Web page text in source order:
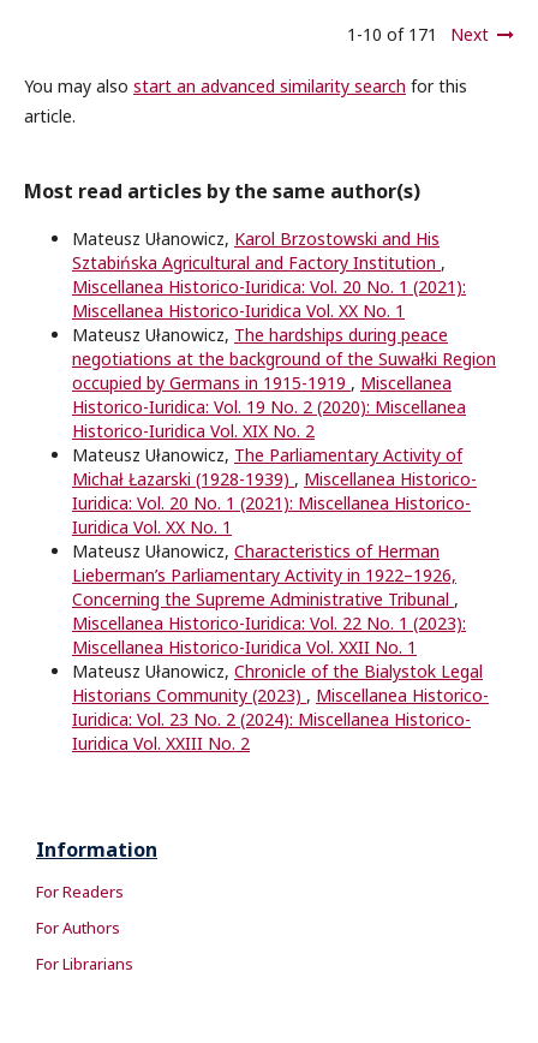
1-10 of 171 Next
You may also start an advanced similarity search for this
article.
Most read articles by the same author(s)
Mateusz Ułanowicz, Karol Brzostowski and His
Sztabińska Agricultural and Factory Institution ,
Miscellanea Historico-Iuridica: Vol. 20 No. 1 (2021):
Miscellanea Historico-Iuridica Vol. XX No. 1
Mateusz Ułanowicz, The hardships during peace
negotiations at the background of the Suwałki Region
occupied by Germans in 1915-1919 , Miscellanea
Historico-Iuridica: Vol. 19 No. 2 (2020): Miscellanea
Historico-Iuridica Vol. XIX No. 2
Mateusz Ułanowicz, The Parliamentary Activity of
Michał Łazarski (1928-1939) , Miscellanea Historico-
Iuridica: Vol. 20 No. 1 (2021): Miscellanea Historico-
Iuridica Vol. XX No. 1
Mateusz Ułanowicz, Characteristics of Herman
Lieberman’s Parliamentary Activity in 1922–1926,
Concerning the Supreme Administrative Tribunal ,
Miscellanea Historico-Iuridica: Vol. 22 No. 1 (2023):
Miscellanea Historico-Iuridica Vol. XXII No. 1
Mateusz Ułanowicz, Chronicle of the Bialystok Legal
Historians Community (2023) , Miscellanea Historico-
Iuridica: Vol. 23 No. 2 (2024): Miscellanea Historico-
Iuridica Vol. XXIII No. 2
Information
For Readers
For Authors
For Librarians